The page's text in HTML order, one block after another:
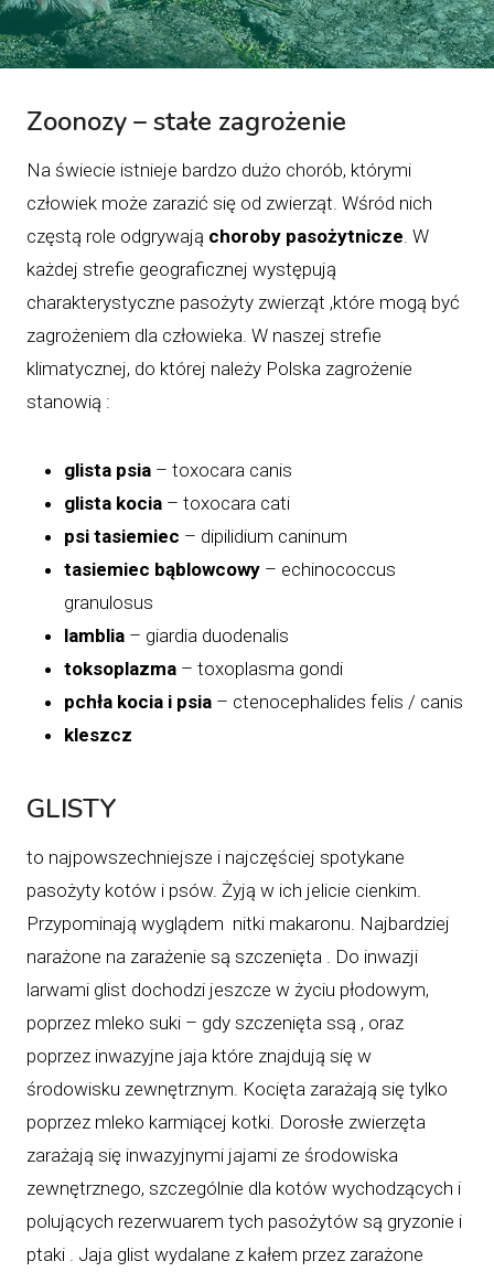
Zoonozy – stałe zagrożenie
Na świecie istnieje bardzo dużo chorób, którymi
człowiek może zarazić się od zwierząt. Wśród nich
częstą role odgrywają choroby pasożytnicze. W
każdej strefie geograficznej występują
charakterystyczne pasożyty zwierząt ,które mogą być
zagrożeniem dla człowieka. W naszej strefie
klimatycznej, do której należy Polska zagrożenie
stanowią :
glista psia – toxocara canis
glista kocia – toxocara cati
psi tasiemiec – dipilidium caninum
tasiemiec bąblowcowy – echinococcus
granulosus
lamblia – giardia duodenalis
toksoplazma – toxoplasma gondi
pchła kocia i psia – ctenocephalides felis / canis
kleszcz
GLISTY
to najpowszechniejsze i najczęściej spotykane
pasożyty kotów i psów. Żyją w ich jelicie cienkim.
Przypominają wyglądem nitki makaronu. Najbardziej
narażone na zarażenie są szczenięta . Do inwazji
larwami glist dochodzi jeszcze w życiu płodowym,
poprzez mleko suki – gdy szczenięta ssą , oraz
poprzez inwazyjne jaja które znajdują się w
środowisku zewnętrznym. Kocięta zarażają się tylko
poprzez mleko karmiącej kotki. Dorosłe zwierzęta
zarażają się inwazyjnymi jajami ze środowiska
zewnętrznego, szczególnie dla kotów wychodzących i
polujących rezerwuarem tych pasożytów są gryzonie i
ptaki . Jaja glist wydalane z kałem przez zarażone